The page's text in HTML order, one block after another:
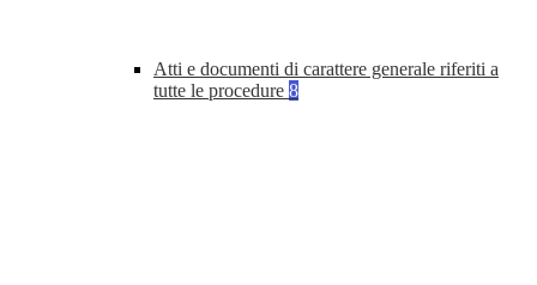
Atti e documenti di carattere generale riferiti a
tutte le procedure 8